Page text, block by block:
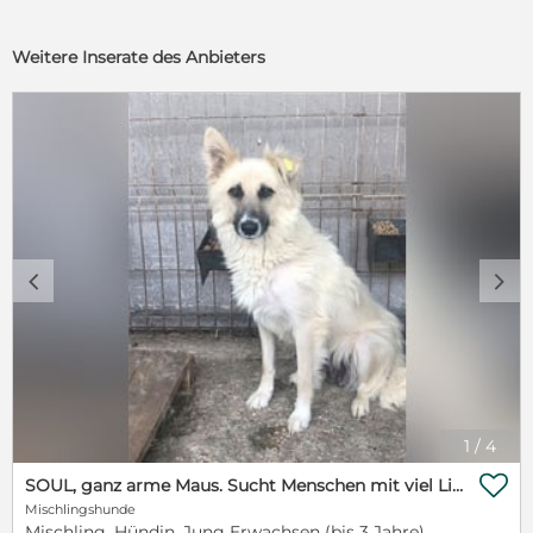
Weitere Inserate des Anbieters
1 / 4
c d
SOUL, ganz arme Maus. Sucht Menschen mit viel Liebe und Geduld
Mischlingshunde
